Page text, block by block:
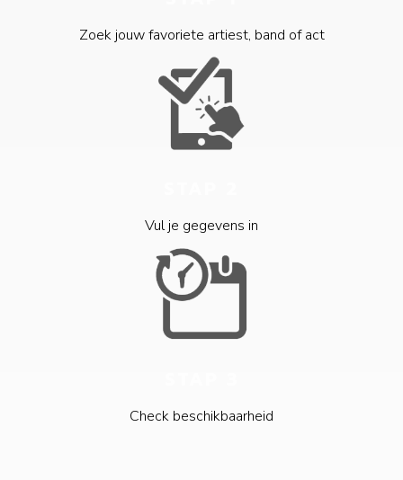
Zoek jouw favoriete artiest, band of act
Vul je gegevens in
Check beschikbaarheid